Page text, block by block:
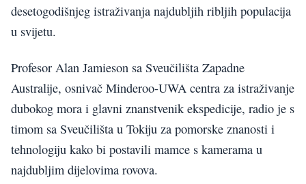
desetogodišnjeg istraživanja najdubljih ribljih populacija
u svijetu.
Profesor Alan Jamieson sa Sveučilišta Zapadne
Australije, osnivač Minderoo-UWA centra za istraživanje
dubokog mora i glavni znanstvenik ekspedicije, radio je s
timom sa Sveučilišta u Tokiju za pomorske znanosti i
tehnologiju kako bi postavili mamce s kamerama u
najdubljim dijelovima rovova.